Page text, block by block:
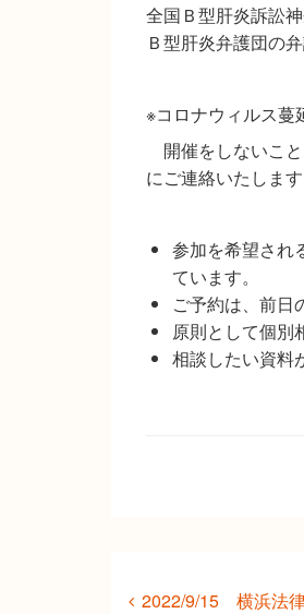
全国Ｂ型肝炎訴訟
Ｂ型肝炎弁護団の
※コロナウィルス蔓
開催をしないこ
にご連絡いたします
参加を希望され
ています。
ご予約は、前日
原則として個別
相談したい資料
2022/9/15 横浜法